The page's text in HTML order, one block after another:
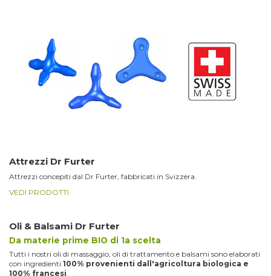
Attrezzi Dr Furter
Attrezzi concepiti dal Dr Furter, fabbricati in Svizzera.
VEDI PRODOTTI
Oli & Balsami Dr Furter
Da materie prime BIO di 1a scelta
Tutti i nostri oli di massaggio, oli di trattamento e balsami sono elaborati
con ingredienti 100% provenienti dall'agricoltura biologica e
100% francesi.